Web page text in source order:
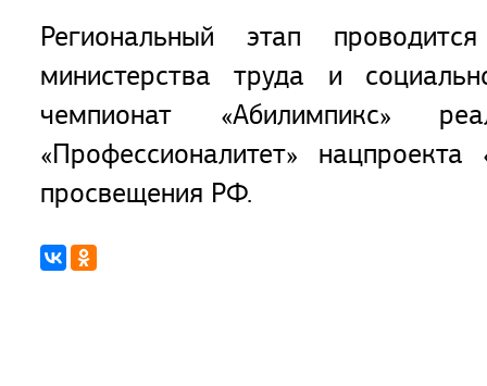
Региональный этап
министерства труда и
чемпионат «Абилимпикс»
«Профессионалитет»
просвещения РФ.